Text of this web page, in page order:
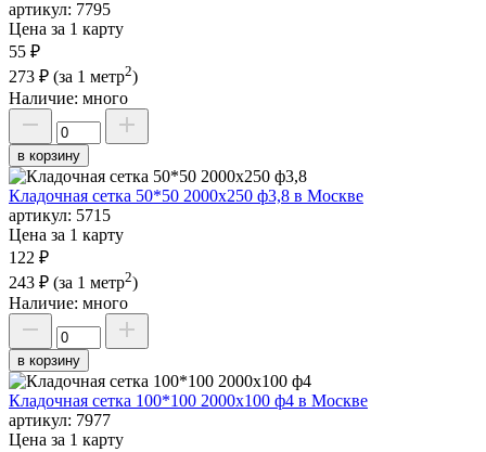
артикул: 7795
Цена за 1 карту
55 ₽
273 ₽ (за 1 метр2)
Наличие: много
в корзину
Кладочная сетка 50*50 2000х250 ф3,8 в Москве
артикул: 5715
Цена за 1 карту
122 ₽
243 ₽ (за 1 метр2)
Наличие: много
в корзину
Кладочная сетка 100*100 2000х100 ф4 в Москве
артикул: 7977
Цена за 1 карту